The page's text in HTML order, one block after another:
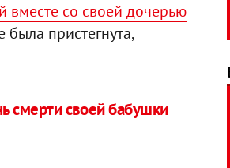
вместе со своей дочерью
пристегнута,
смерти своей бабушки